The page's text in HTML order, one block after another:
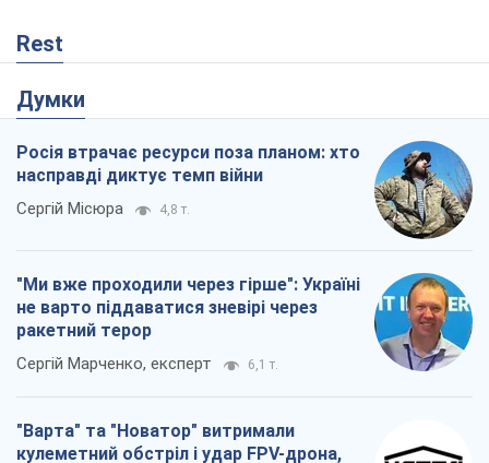
Rest
Думки
Росія втрачає ресурси поза планом: хто
насправді диктує темп війни
Сергій Місюра 4,8 т.
"Ми вже проходили через гірше": Україні
не варто піддаватися зневірі через
ракетний терор
Сергій Марченко, експерт 6,1 т.
"Варта" та "Новатор" витримали
кулеметний обстріл і удар FPV-дрона,